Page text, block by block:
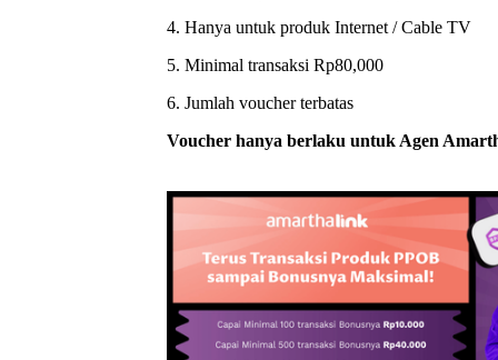
4. Hanya untuk produk Internet / Cable TV
5. Minimal transaksi Rp80,000
6. Jumlah voucher terbatas
Voucher hanya berlaku untuk Agen